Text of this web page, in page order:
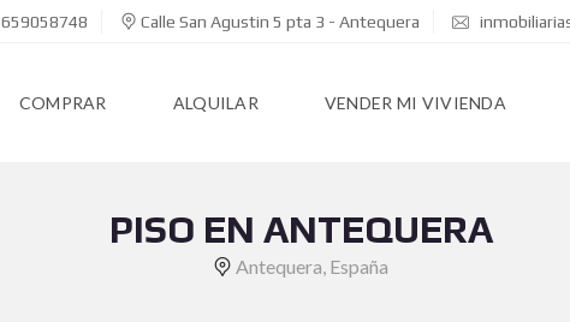
659058748 Calle San Agustin 5 pta 3 - Antequera
COMPRAR ALQUILAR VENDER MI VIVIENDA
PISO EN ANTEQUERA
Antequera, España